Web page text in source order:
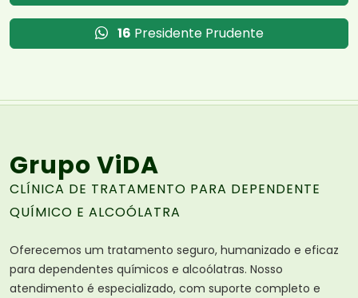
16 Presidente Prudente
Grupo ViDA
CLÍNICA DE TRATAMENTO PARA DEPENDENTE
QUÍMICO E ALCOÓLATRA
Oferecemos um tratamento seguro, humanizado e eficaz
para dependentes químicos e alcoólatras. Nosso
atendimento é especializado, com suporte completo e